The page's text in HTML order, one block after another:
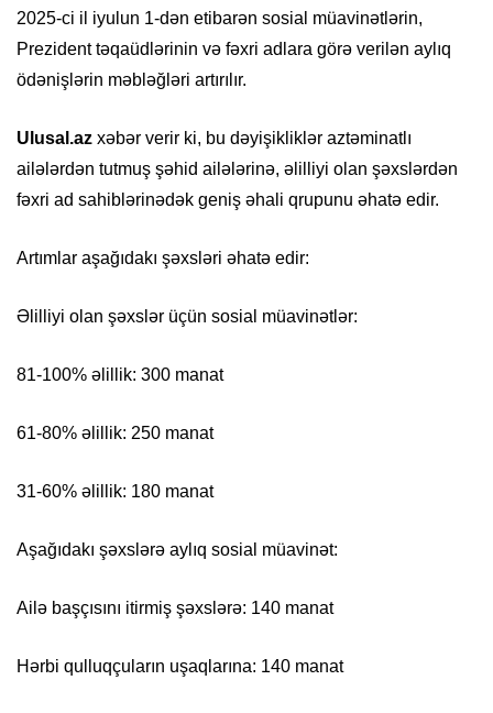
2025-ci il iyulun 1-dən etibarən sosial müavinətlərin,
Prezident təqaüdlərinin və fəxri adlara görə verilən aylıq
ödənişlərin məbləğləri artırılır.
Ulusal.az xəbər verir ki, bu dəyişikliklər aztəminatlı
ailələrdən tutmuş şəhid ailələrinə, əlilliyi olan şəxslərdən
fəxri ad sahiblərinədək geniş əhali qrupunu əhatə edir.
Artımlar aşağıdakı şəxsləri əhatə edir:
Əlilliyi olan şəxslər üçün sosial müavinətlər:
81-100% əlillik: 300 manat
61-80% əlillik: 250 manat
31-60% əlillik: 180 manat
Aşağıdakı şəxslərə aylıq sosial müavinət:
Ailə başçısını itirmiş şəxslərə: 140 manat
Hərbi qulluqçuların uşaqlarına: 140 manat